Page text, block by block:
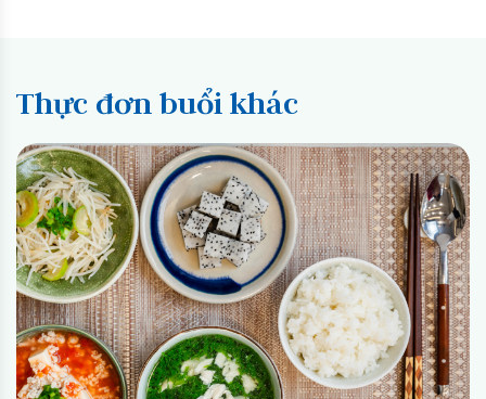
Thực đơn buổi khác